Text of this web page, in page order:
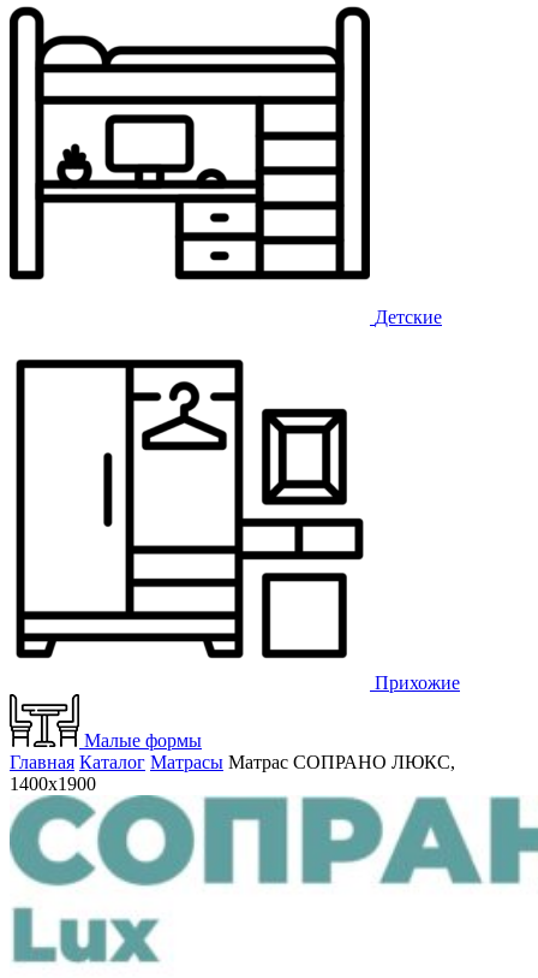
Детские
Прихожие
Малые формы
Главная Каталог Матрасы Матрас СОПРАНО ЛЮКС,
1400х1900